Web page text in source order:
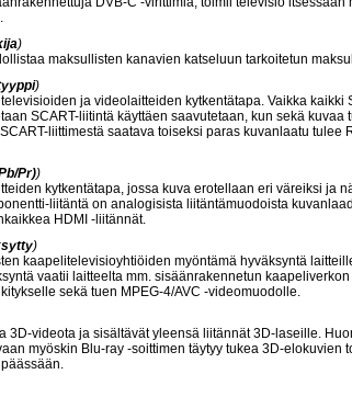
)
maksullisten kanavien katseluun tarkoitetun
)
ja videolaitteiden kytkentätapa. Vaikka
SCART-liitintä käyttäen saavutetaan, kun sekä
liittimestä saatava toiseksi paras kuvanlaatu
Pr))
kytkentätapa, jossa kuva erotellaan eri väreiksi ja
liitäntä on analogisista liitäntämuodoista
HDMI -liitännät.
)
kaapelitelevisioyhtiöiden myöntämä hyväksyntä
vaatii laitteelta mm. sisäänrakennetun
sekä tuen MPEG-4/AVC -videomuodolle.
3D-videota ja sisältävät yleensä liitännät 3D-laseille.
myöskin Blu-ray -soittimen täytyy tukea 3D-